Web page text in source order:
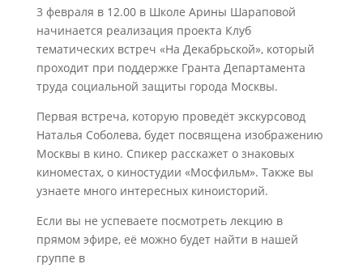
3 февраля в 12.00 в Школе Арины Шараповой
начинается реализация проекта Клуб
тематических встреч «На Декабрьской», который
проходит при поддержке Гранта Департамента
труда социальной защиты города Москвы.
Первая встреча, которую проведёт экскурсовод
Наталья Соболева, будет посвящена изображению
Москвы в кино. Спикер расскажет о знаковых
киноместах, о киностудии «Мосфильм». Также вы
узнаете много интересных киноисторий.
Если вы не успеваете посмотреть лекцию в
прямом эфире, её можно будет найти в нашей
группе в